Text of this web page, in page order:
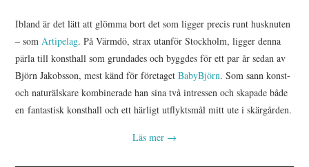
Ibland är det lätt att glömma bort det som ligger precis runt husknuten
– somArtipelag. På Värmdö, strax utanför Stockholm, ligger denna
pärla till konsthall som grundades och byggdes för ett par år sedan av
Björn Jakobsson, mest känd för företagetBabyBjörn. Som sann konst-
och naturälskare kombinerade han sina två intressen och skapade både
en fantastisk konsthall och ett härligt utflyktsmål mitt ute i skärgården.
Läs mer →